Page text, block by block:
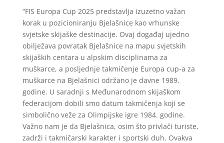
“FIS Europa Cup 2025 predstavlja izuzetno važan
korak u pozicioniranju Bjelašnice kao vrhunske
svjetske skijaške destinacije. Ovaj događaj ujedno
obilježava povratak Bjelašnice na mapu svjetskih
skijaških centara u alpskim disciplinama za
muškarce, a posljednje takmičenje Europa cup-a za
muškarce na Bjelašnici održano je davne 1989.
godine. U saradnji s Međunarodnom skijaškom
federacijom dobili smo datum takmičenja koji se
simbolično veže za Olimpijske igre 1984. godine.
Važno nam je da Bjelašnica, osim što privlači turiste,
zadrži i takmičarski karakter i sportski duh. Ovakva